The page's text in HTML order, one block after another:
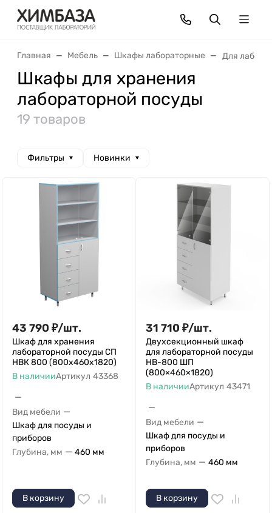
Главная Мебель Шкафы лабораторные Для
Шкафы для хранения
лабораторной посуды
19 товаров
Фильтры Новинки
43 790 ₽/шт.
Шкаф для хранения
лабораторной посуды СП
НВК 800 (800x460x1820)
В наличииАртикул 43368
—
Вид мебели —
Шкаф для посуды и
приборов
Глубина, мм — 460 мм
В корзину
31 710 ₽/шт.
Двухсекционный шкаф
для лабораторной посуды
НВ-800 ШП
(800×460×1820)
В наличииАртикул 43471
—
Вид мебели —
Шкаф для посуды и
приборов
Глубина, мм — 460 мм
В корзину